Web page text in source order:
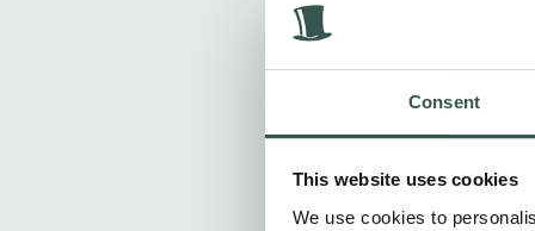
Consent
This website uses cookies
We use cookies to